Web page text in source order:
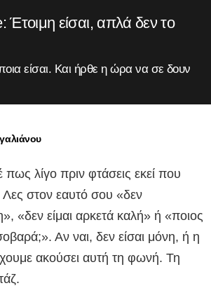
είσαι, απλά δεν το
είσαι. Και ήρθε η ώρα να σε δουν
πως λίγο πριν φτάσεις εκεί που
Λες στον εαυτό σου «δεν
«δεν είμαι αρκετά καλή» ή «ποιος
Αν ναι, δεν είσαι μόνη, ή η
ακούσει αυτή τη φωνή. Τη